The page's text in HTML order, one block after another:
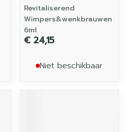
Revitaliserend
Wimpers&wenkbrauwen
6ml
€ 24,15
Niet beschikbaar